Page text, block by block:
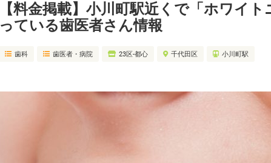
【料金掲載】小川町駅近くで「ホワイ
っている歯医者さん情報
歯科 歯医者・病院 23区-都心 千代田区 小川町駅